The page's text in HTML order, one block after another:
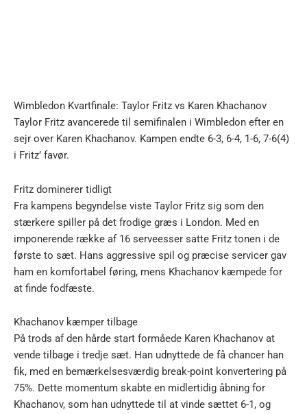
Wimbledon Kvartfinale: Taylor Fritz vs Karen Khachanov
Taylor Fritz avancerede til semifinalen i Wimbledon efter en
sejr over Karen Khachanov. Kampen endte 6-3, 6-4, 1-6, 7-6(4)
i Fritz’ favør.
Fritz dominerer tidligt
Fra kampens begyndelse viste Taylor Fritz sig som den
stærkere spiller på det frodige græs i London. Med en
imponerende række af 16 serveesser satte Fritz tonen i de
første to sæt. Hans aggressive spil og præcise servicer gav
ham en komfortabel føring, mens Khachanov kæmpede for
at finde fodfæste.
Khachanov kæmper tilbage
På trods af den hårde start formåede Karen Khachanov at
vende tilbage i tredje sæt. Han udnyttede de få chancer han
fik, med en bemærkelsesværdig break-point konvertering på
75%. Dette momentum skabte en midlertidig åbning for
Khachanov, som han udnyttede til at vinde sættet 6-1, og